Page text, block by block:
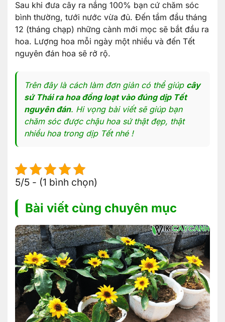
Sau khi đưa cây ra nắng 100% bạn cứ chăm sóc
bình thường, tưới nước vừa đủ. Đến tầm đầu tháng
12 (tháng chạp) những cành mới mọc sẽ bắt đầu ra
hoa. Lượng hoa mỗi ngày một nhiều và đến Tết
nguyên đán hoa sẽ rở rộ.
Trên đây là cách làm đơn giản có thể giúp cây
sứ Thái ra hoa đồng loạt vào đúng dịp Tết
nguyên đán. Hi vọng bài viết sẽ giúp bạn
chăm sóc được chậu hoa sứ thật đẹp, thật
nhiều hoa trong dịp Tết nhé !
5/5 - (1 bình chọn)
Bài viết cùng chuyên mục